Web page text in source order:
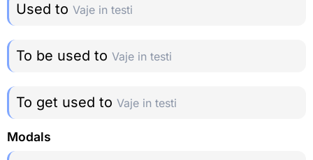
Used to Vaje in testi
To be used to Vaje in testi
To get used to Vaje in testi
Modals